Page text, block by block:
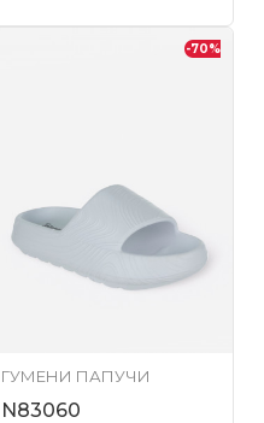
-70%
ГУМЕНИ ПАПУЧИ
N83060